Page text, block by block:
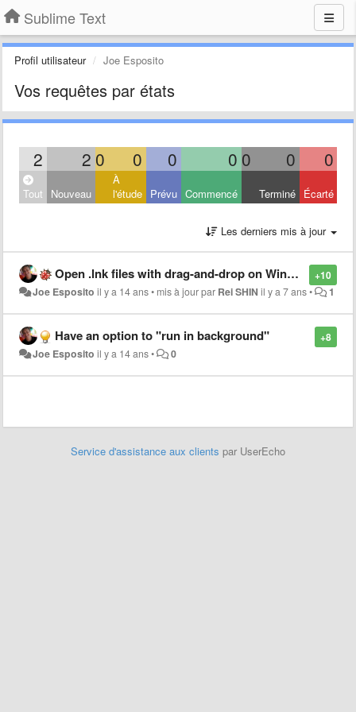
Sublime Text
Profil utilisateur Joe Esposito
Vos requêtes par états
2 2 0 0 0 0 0 0 0
Tout Nouveau
À
l'étude Prévu Commencé Terminé Écarté
Les derniers mis à jour
+10
Open .lnk files with drag-and-drop on Windows is not opening the shortcut's target file
Joe Esposito il y a 14 ans• mis à jour par Rei SHIN il y a 7 ans• 1
+8
Have an option to "run in background"
Joe Esposito il y a 14 ans• 0
Service d'assistance aux clients par UserEcho